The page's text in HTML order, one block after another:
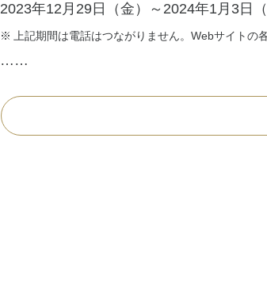
2023年12月29日（金）～2024年1月3日
上記期間は電話はつながりません。Webサイトの
……